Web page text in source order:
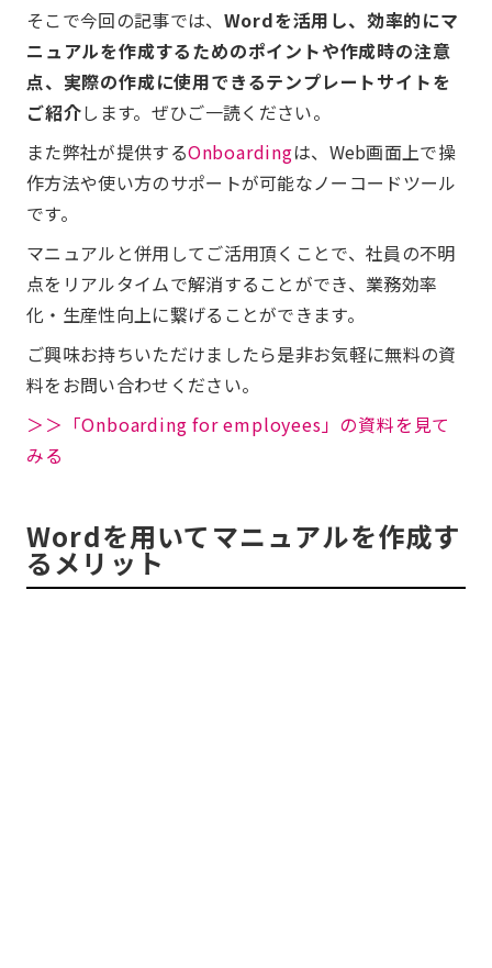
そこで今回の記事では、 Wordを活用し、効率的にマ
ニュアルを作成するためのポイントや作成時の注意
点、実際の作成に使用できるテンプレートサイトを
ご紹介します。ぜひご一読ください。
また弊社が提供するOnboardingは、Web画面上で操
作方法や使い方のサポートが可能なノーコードツール
です。
マニュアルと併用してご活用頂くことで、社員の不明
点をリアルタイムで解消することができ、業務効率
化・生産性向上に繋げることができます。
ご興味お持ちいただけましたら是非お気軽に無料の資
料をお問い合わせください。
＞＞「Onboarding for employees」の資料を見て
みる
Wordを用いてマニュアルを作成す
るメリット